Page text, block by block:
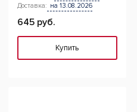
Доставка: на 13.08.2026
645 руб.
Купить